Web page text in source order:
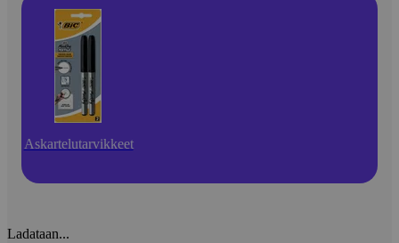
Askartelutarvikkeet
Ladataan...